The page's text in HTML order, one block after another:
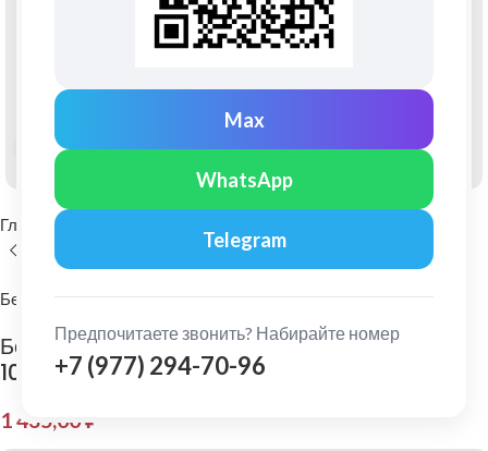
Max
WhatsApp
Telegram
Предпочитаете звонить? Набирайте номер
+7 (977) 294-70-96
Нажмите, чтобы увеличить
Главная Фиброцементный сайдинг
Бетэко
Бетэко: Фиброцементный сайдинг Вудрок Ral
1015
1 435,00₽